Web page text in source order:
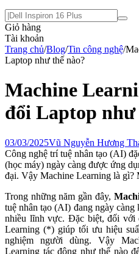
Giỏ hàng
Tài khoản
Trang chủ/Blog/Tin công nghệ/
Laptop như thế nào?
Machine
đổi Laptop như
03/03/2025Vũ Nguyễn Hương
Công nghệ trí tuệ nhân tạo (AI)
(học máy) ngày càng được ứng
đại. Vậy Machine Learning là gì?
Trong những năm gần đây,
tuệ nhân tạo (AI) đang ngày
nhiều lĩnh vực. Đặc biệt, đối với
Learning (*) giúp tối ưu hiệu
nghiệm người dùng. Vậy
Learning tác động như thế nào